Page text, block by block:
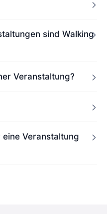
sind Walking
Veranstaltung?
Veranstaltung